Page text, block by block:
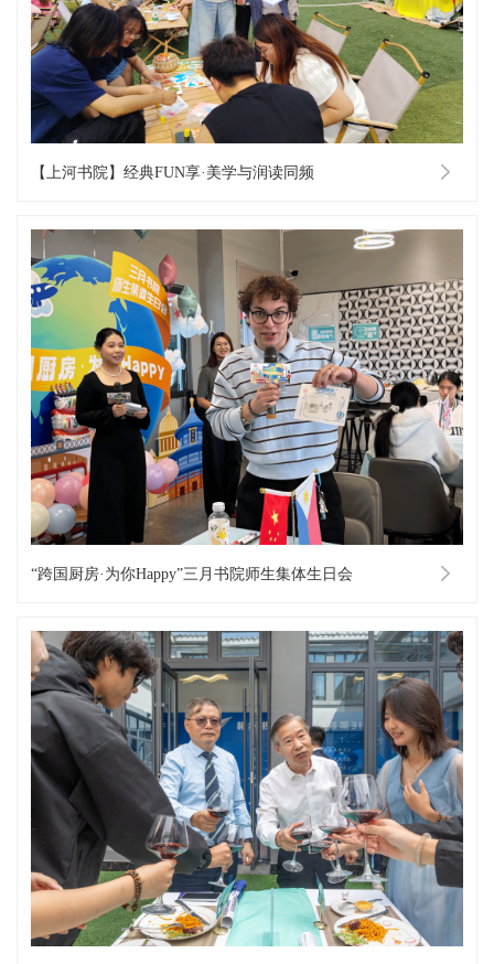
【上河书院】经典FUN享·美学与润读同频
“跨国厨房·为你Happy”三月书院师生集体生日会